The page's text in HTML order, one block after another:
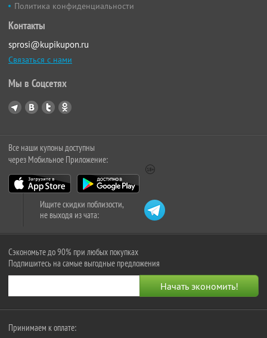
Политика конфиденциальности
Контакты
sprosi@kupikupon.ru
Связаться с нами
Мы в Соцсетях
Все наши купоны доступны
через Мобильное Приложение:
Ищите скидки поблизости,
не выходя из чата:
Сэкономьте до 90% при любых покупках
Подпишитесь на самые выгодные предложения
Принимаем к оплате: